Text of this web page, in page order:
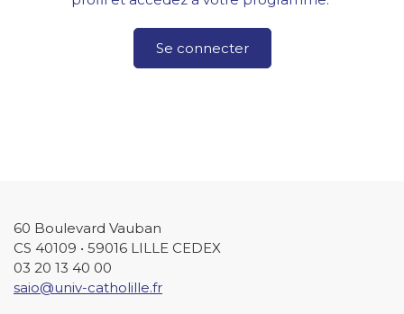
Se connecter
60 Boulevard Vauban
CS 40109 • 59016 LILLE CEDEX
03 20 13 40 00
saio@univ-catholille.fr